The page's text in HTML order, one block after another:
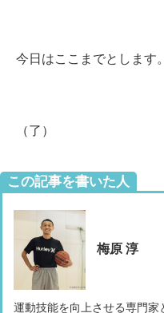
今日はここまでとします。
（了）
この記事を書いた人
梅原 淳
運動技能を向上させる専門